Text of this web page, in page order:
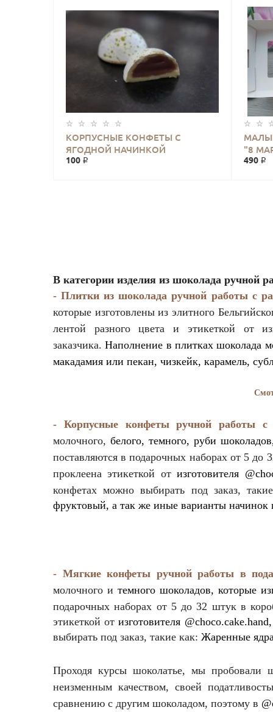
КОРПУСНЫЕ КОНФЕТЫ С
ЯГОДНОЙ НАЧИНКОЙ
100 ₽
КУПИТЬ
"8
490 ₽
В категории изделия из шоколада ручной
- Плитки из шоколада ручной работы с
которые изготовлены из элитного
лентой разного цвета и этикеткой от
заказчика.Наполнение в плитках шоколада
макадамия или пекан, чизкейк, карамель,
- Корпусные конфеты ручной работы с
молочного,белого, темного, руби
поставляются в подарочных наборах от 5 до
проклеена этикеткой отизготовителя
конфетах можно выбирать под заказ,
фруктовый, а так же иные варианты начинок
- Мягкие конфеты ручной работы в
молочного и темного шоколадов, которые
подарочных наборах от 5 до 32 штук в
этикеткой отизготовителя
выбирать под заказ, такие как: Жаренные
Проходя курсы шоколатье, мы пробовали
неизменным качеством, своей
сравнению с другим шоколадом, поэтому в